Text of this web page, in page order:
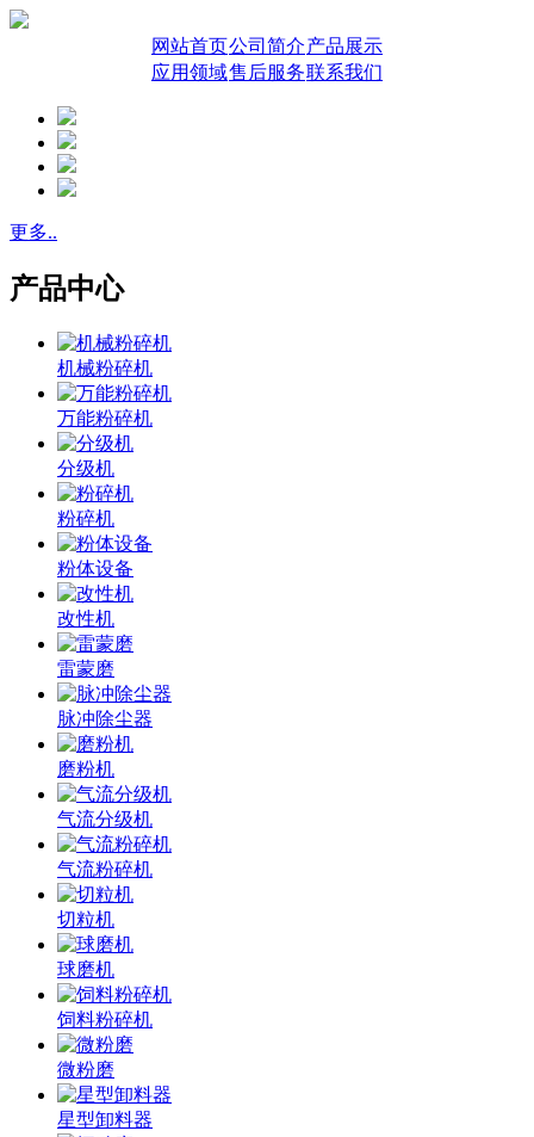
网站首页公司简介产品展示
应用领域售后服务联系我们
更多..
产品中心
机械粉碎机
万能粉碎机
分级机
粉碎机
粉体设备
改性机
雷蒙磨
脉冲除尘器
磨粉机
气流分级机
气流粉碎机
切粒机
球磨机
饲料粉碎机
微粉磨
星型卸料器